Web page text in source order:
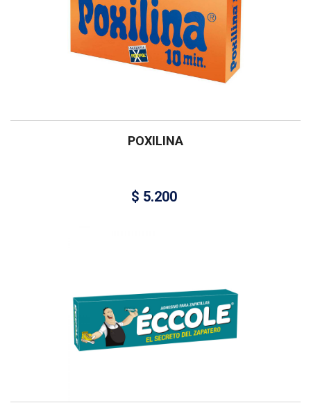
POXILINA
$ 5.200